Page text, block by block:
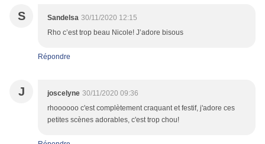
S Sandelsa 30/11/2020 12:15
Rho c’est trop beau Nicole! J’adore bisous
Répondre
J joscelyne 30/11/2020 09:36
rhoooooo c'est complètement craquant et festif, j'adore ces
petites scènes adorables, c'est trop chou!